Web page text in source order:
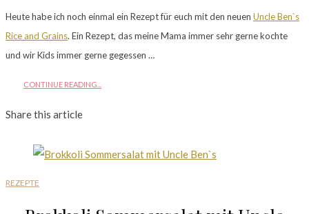
Heute habe ich noch einmal ein Rezept für euch mit den neuen Uncle Ben`s
Rice and Grains. Ein Rezept, das meine Mama immer sehr gerne kochte
und wir Kids immer gerne gegessen …
CONTINUE READING...
Share this article
REZEPTE